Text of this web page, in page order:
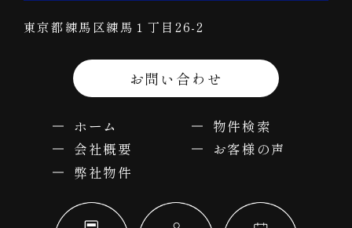
東京都練馬区練馬１丁目26-2
お問い合わせ
ホーム
物件検索
会社概要
お客様の声
弊社物件